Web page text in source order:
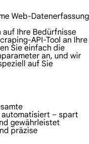
Web-Datenerfassung
auf Ihre Bedürfnisse
API-Tool an Ihre
Sie einfach die
an, und wir
auf Sie
– spart
gewährleistet
präzise